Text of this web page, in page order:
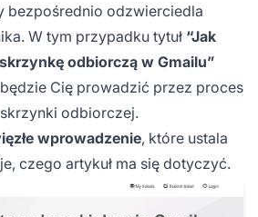
bezpośrednio odzwierciedla
W tym przypadku tytuł “Jak
odbiorczą w Gmailu”
będzie Cię prowadzić przez proces
odbiorczej.
wprowadzenie, które ustala
czego artykuł ma się dotyczyć.